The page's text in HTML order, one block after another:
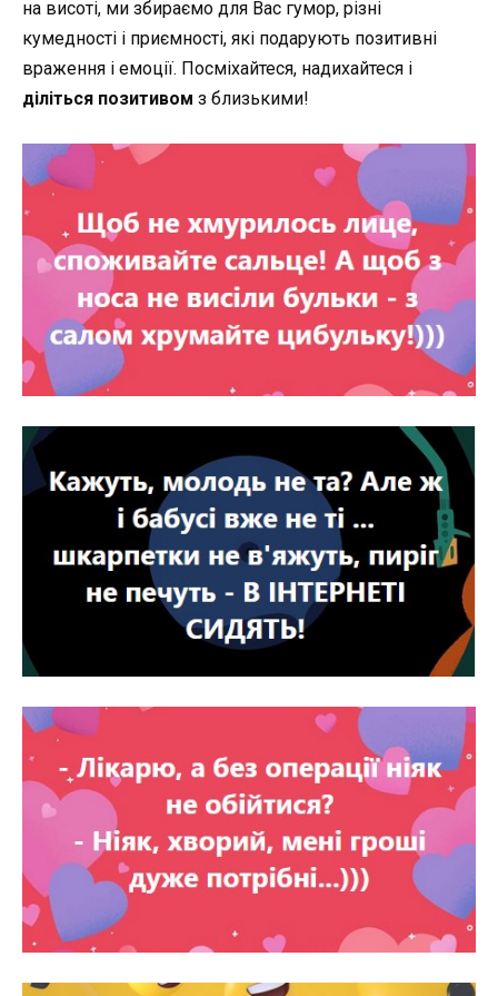
на висоті, ми збираємо для Вас гумор, різні
кумедності і приємності, які подарують позитивні
враження і емоції. Посміхайтеся, надихайтеся і
діліться позитивом з близькими!